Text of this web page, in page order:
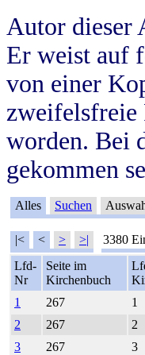
Autor dieser
Er weist auf
von einer
zweifelsfreie
worden. Bei
gekommen
Alles Suchen
|< < > >| 3380
Lfd-
Nr
Seite im
Kirchenbuch
1
267 1
2
267 2
3
267 3